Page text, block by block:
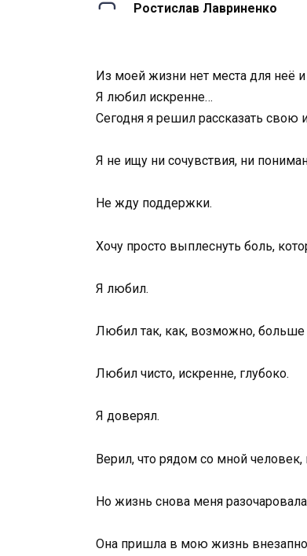
Ростислав Лавриненко
Из моей жизни нет места для неё и
Я любил искренне…
Сегодня я решил рассказать свою
Я не ищу ни сочувствия, ни
Не жду поддержки.
Хочу просто выплеснуть боль,
Я любил.
Любил так, как, возможно, больше
Любил чисто, искренне, глубоко.
Я доверял.
Верил, что рядом со мной человек,
Но жизнь снова меня
Она пришла в мою жизнь